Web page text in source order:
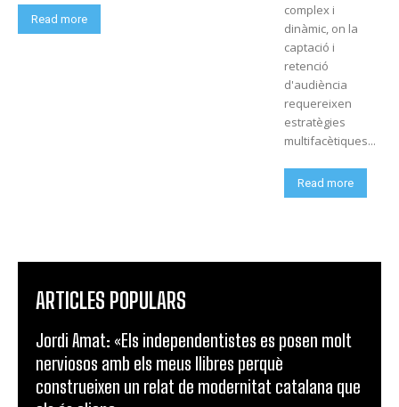
Read more
complex i
dinàmic, on la
captació i
retenció
d'audiència
requereixen
estratègies
multifacètiques...
Read more
ARTICLES POPULARS
Jordi Amat: «Els independentistes es posen molt
nerviosos amb els meus llibres perquè
construeixen un relat de modernitat catalana que